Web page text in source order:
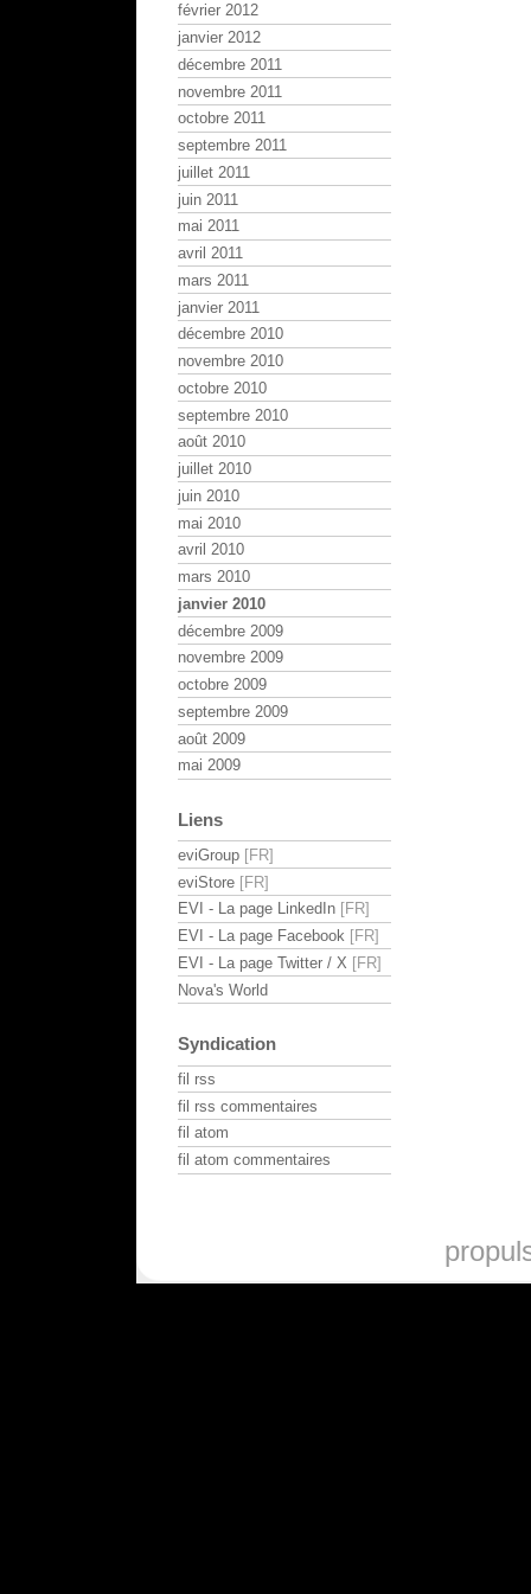
février 2012
janvier 2012
décembre 2011
novembre 2011
octobre 2011
septembre 2011
juillet 2011
juin 2011
mai 2011
avril 2011
mars 2011
janvier 2011
décembre 2010
novembre 2010
octobre 2010
septembre 2010
août 2010
juillet 2010
juin 2010
mai 2010
avril 2010
mars 2010
janvier 2010
décembre 2009
novembre 2009
octobre 2009
septembre 2009
août 2009
mai 2009
Liens
eviGroup
eviStore
EVI - La page LinkedIn
EVI - La page Facebook
EVI - La page Twitter / X
Nova's World
Syndication
fil rss
fil rss commentaires
fil atom
fil atom commentaires